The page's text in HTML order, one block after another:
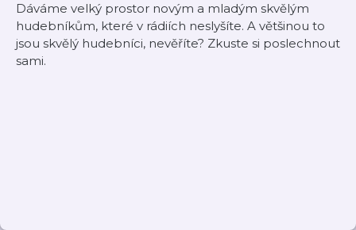
Dáváme velký prostor novým a mladým skvělým
hudebníkům, které v rádiích neslyšíte. A většinou to
jsou skvělý hudebníci, nevěříte? Zkuste si poslechnout
sami.